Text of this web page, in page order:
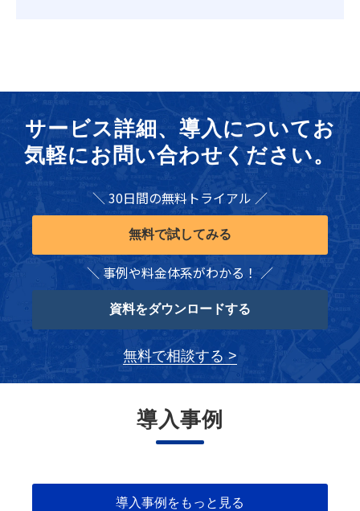
サービス詳細、導入についてお
気軽にお問い合わせください。
＼ 30日間の無料トライアル ／
無料で試してみる
＼ 事例や料金体系がわかる！ ／
資料をダウンロードする
無料で相談する >
導入事例
導入事例をもっと見る